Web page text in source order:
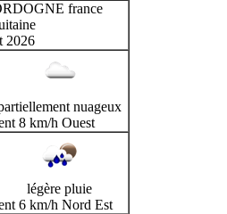
france
2026
nuageux
8 km/h Ouest
légère pluie
6 km/h Nord Est